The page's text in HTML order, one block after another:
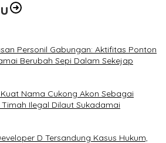
Personil Gabungan: Aktifitas Ponton
Berubah Sepi Dalam Sekejap
Nama Cukong Akon Sebagai
Ilegal Dilaut Sukadamai
D Tersandung Kasus Hukum,